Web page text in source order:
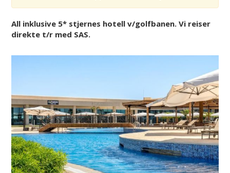
All inklusive 5* stjernes hotell v/golfbanen. Vi reiser
direkte t/r med SAS.